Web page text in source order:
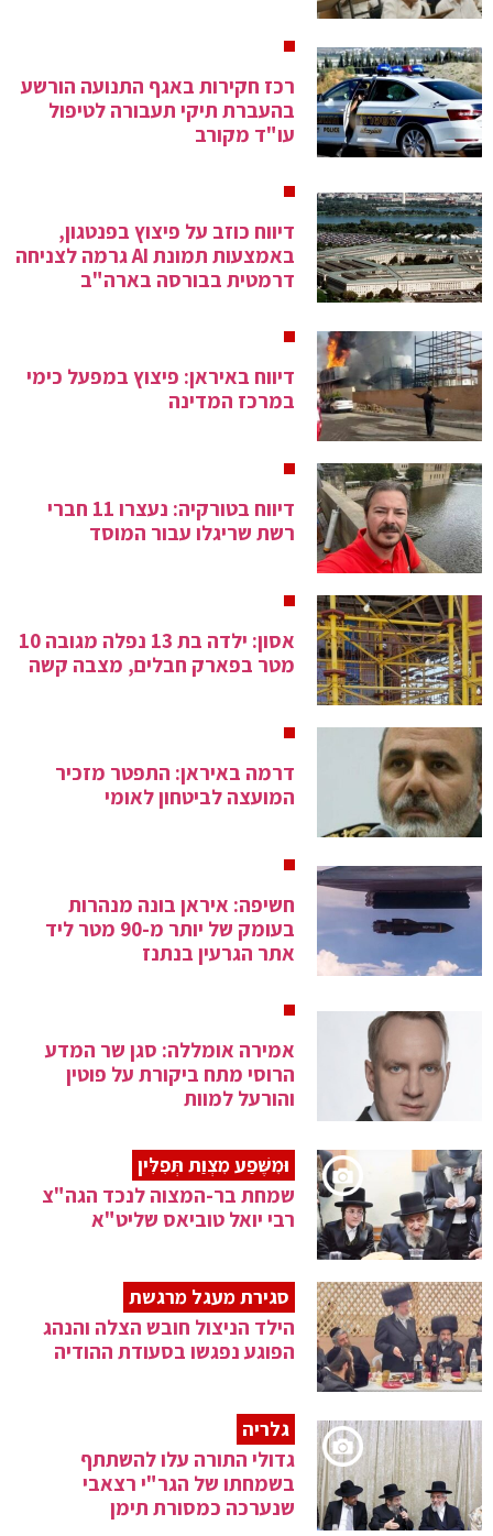
רכז חקירות באגף התנועה הורשע
בהעברת תיקי תעבורה לטיפול
עו"ד מקורב
דיווח כוזב על פיצוץ בפנטגון,
באמצעות תמונת AI גרמה לצניחה
דרמטית בבורסה בארה"ב
דיווח באיראן: פיצוץ במפעל כימי
במרכז המדינה
דיווח בטורקיה: נעצרו 11 חברי
רשת שריגלו עבור המוסד
אסון: ילדה בת 13 נפלה מגובה 10
מטר בפארק חבלים, מצבה קשה
דרמה באיראן: התפטר מזכיר
המועצה לביטחון לאומי
חשיפה: איראן בונה מנהרות
בעומק של יותר מ-90 מטר ליד
אתר הגרעין בנתנז
אמירה אומללה: סגן שר המדע
הרוסי מתח ביקורת על פוטין
והורעל למוות
וּמִשֶּׁפַע מִצְוַת תְּפִלִּין
שמחת בר-המצוה לנכד הגה"צ
רבי יואל טוביאס שליט"א
סגירת מעגל מרגשת
הילד הניצול חובש הצלה והנהג
הפוגע נפגשו בסעודת ההודיה
גלריה
גדולי התורה עלו להשתתף
בשמחתו של הגר"י רצאבי
שנערכה כמסורת תימן